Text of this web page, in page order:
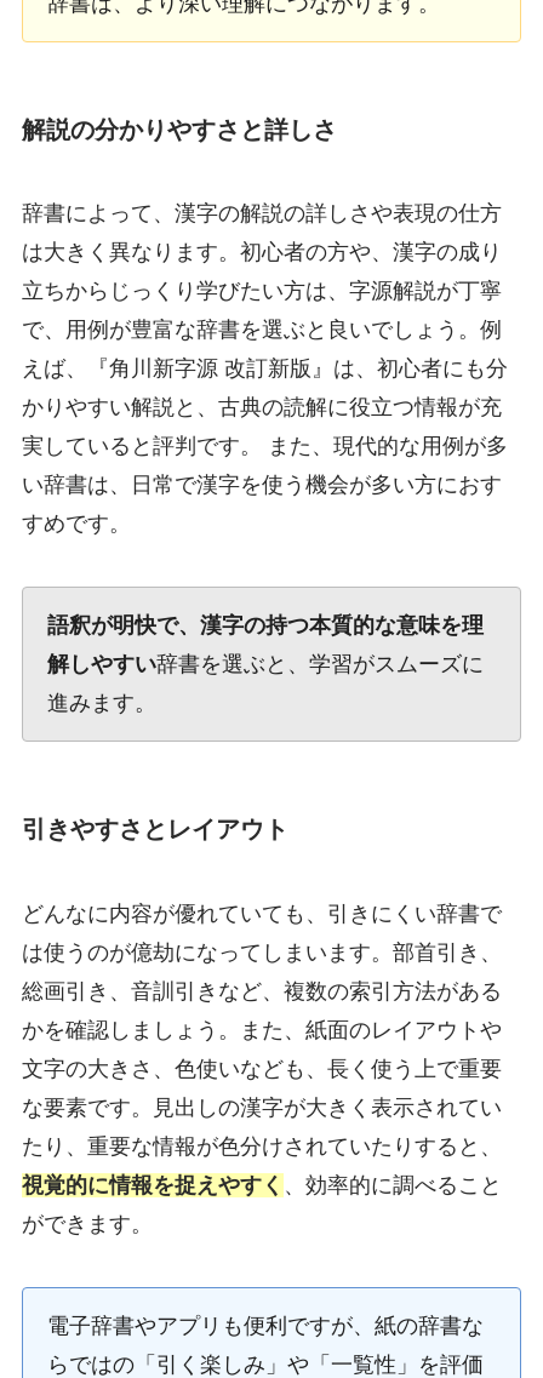
解説の分かりやすさと詳しさ
辞書によって、漢字の解説の詳しさや表現の仕方
は大きく異なります。初心者の方や、漢字の成り
立ちからじっくり学びたい方は、字源解説が丁寧
で、用例が豊富な辞書を選ぶと良いでしょう。例
えば、『角川新字源 改訂新版』は、初心者にも分
かりやすい解説と、古典の読解に役立つ情報が充
実していると評判です。 また、現代的な用例が多
い辞書は、日常で漢字を使う機会が多い方におす
すめです。
語釈が明快で、漢字の持つ本質的な意味を理
解しやすい辞書を選ぶと、学習がスムーズに
進みます。
引きやすさとレイアウト
どんなに内容が優れていても、引きにくい辞書で
は使うのが億劫になってしまいます。部首引き、
総画引き、音訓引きなど、複数の索引方法がある
かを確認しましょう。また、紙面のレイアウトや
文字の大きさ、色使いなども、長く使う上で重要
な要素です。見出しの漢字が大きく表示されてい
たり、重要な情報が色分けされていたりすると、
視覚的に情報を捉えやすく 、効率的に調べること
ができます。
電子辞書やアプリも便利ですが、紙の辞書な
らではの「引く楽しみ」や「一覧性」を評価